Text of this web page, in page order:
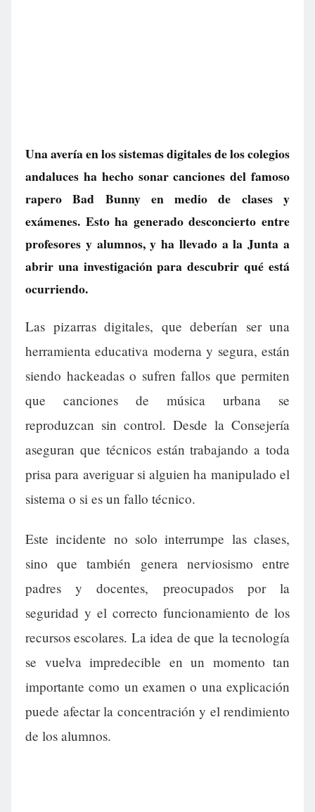
Una avería en los sistemas digitales de los colegios
andaluces ha hecho sonar canciones del famoso
rapero Bad Bunny en medio de clases y
exámenes. Esto ha generado desconcierto entre
profesores y alumnos, y ha llevado a la Junta a
abrir una investigación para descubrir qué está
ocurriendo.
Las pizarras digitales, que deberían ser una
herramienta educativa moderna y segura, están
siendo hackeadas o sufren fallos que permiten
que canciones de música urbana se
reproduzcan sin control. Desde la Consejería
aseguran que técnicos están trabajando a toda
prisa para averiguar si alguien ha manipulado el
sistema o si es un fallo técnico.
Este incidente no solo interrumpe las clases,
sino que también genera nerviosismo entre
padres y docentes, preocupados por la
seguridad y el correcto funcionamiento de los
recursos escolares. La idea de que la tecnología
se vuelva impredecible en un momento tan
importante como un examen o una explicación
puede afectar la concentración y el rendimiento
de los alumnos.